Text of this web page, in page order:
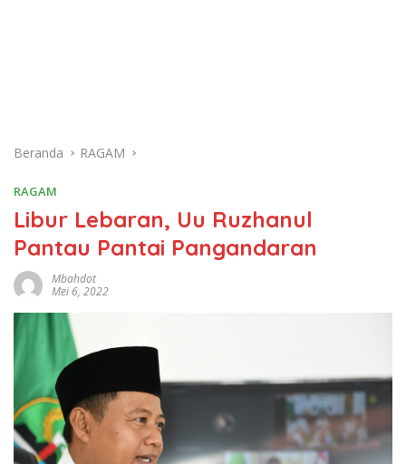
Beranda RAGAM
RAGAM
Libur Lebaran, Uu Ruzhanul
Pantau Pantai Pangandaran
Mbahdot
Mei 6, 2022